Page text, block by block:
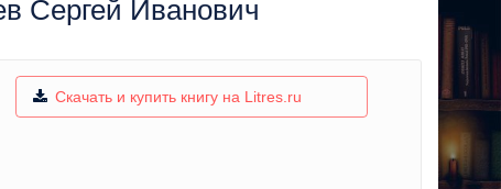
Сергей Иванович
Скачать и купить книгу на Litres.ru